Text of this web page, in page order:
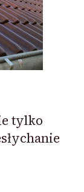
tylko